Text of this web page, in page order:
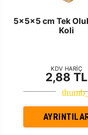
5x5x5 cm Tek
Koli
KDV HARİÇ
2,88 TL